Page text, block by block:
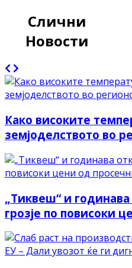
Слични
Новости
Како високите
земјоделството во
„Тиквеш“ и годинава
грозје по повисоки